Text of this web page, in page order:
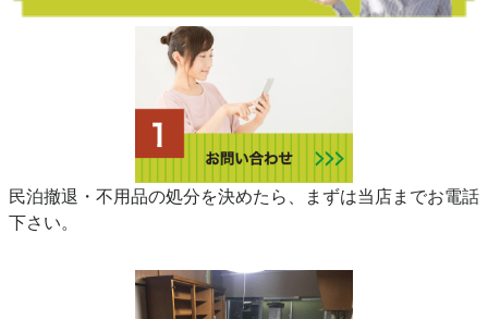
民泊撤退・不用品の処分を決めたら、まずは当店までお電話
下さい。